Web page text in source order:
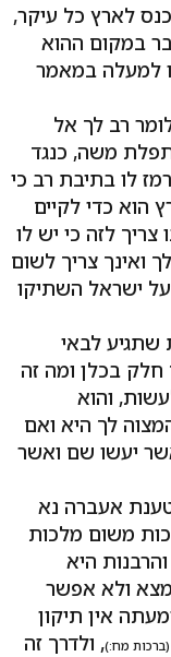
לארץ כל עיקר,
במקום ההוא
למעלה במאמר
רב לך אל
משה, כנגד
רמז לו בתיבת רב כי
כדי לקיים
לזה כי יש לו
ואינך צריך לשום
ישראל השתיקו
שתגיע לבאי
בכלן ומה זה
והוא
לך היא ואם
יעשו שם ואשר
אעברה נא
משום מלכות
היא
ולא אפשר
אין תיקון
(ברכות מח:), ולדרך זה